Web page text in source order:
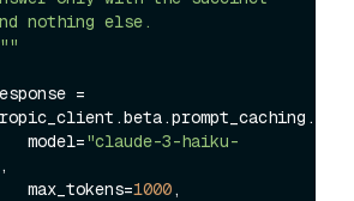
nothing else.
"""
            model=
"claude-3-haiku-
,
            max_tokens=
1000,